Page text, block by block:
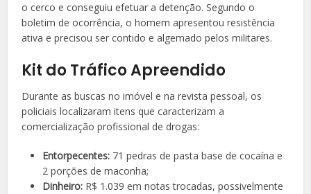
o cerco e conseguiu efetuar a detenção. Segundo o
boletim de ocorrência, o homem apresentou resistência
ativa e precisou ser contido e algemado pelos militares.
Kit do Tráfico Apreendido
Durante as buscas no imóvel e na revista pessoal, os
policiais localizaram itens que caracterizam a
comercialização profissional de drogas:
Entorpecentes: 71 pedras de pasta base de cocaína e
2 porções de maconha;
Dinheiro: R$ 1.039 em notas trocadas, possivelmente